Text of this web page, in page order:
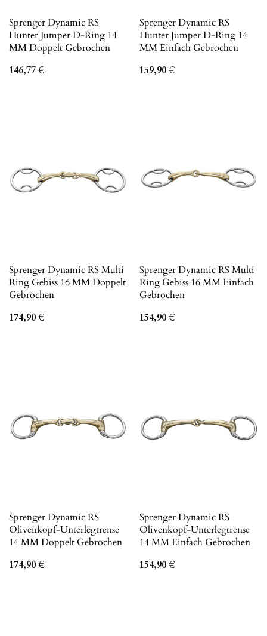
Sprenger Dynamic RS
Hunter Jumper D-Ring 14
MM Doppelt Gebrochen
146,77€
Sprenger Dynamic RS
Hunter Jumper D-Ring 14
MM Einfach Gebrochen
159,90€
Sprenger Dynamic RS Multi
Ring Gebiss 16 MM Doppelt
Gebrochen
174,90€
Sprenger Dynamic RS Multi
Ring Gebiss 16 MM Einfach
Gebrochen
154,90€
Sprenger Dynamic RS
Olivenkopf-Unterlegtrense
14 MM Doppelt Gebrochen
174,90€
Sprenger Dynamic RS
Olivenkopf-Unterlegtrense
14 MM Einfach Gebrochen
154,90€